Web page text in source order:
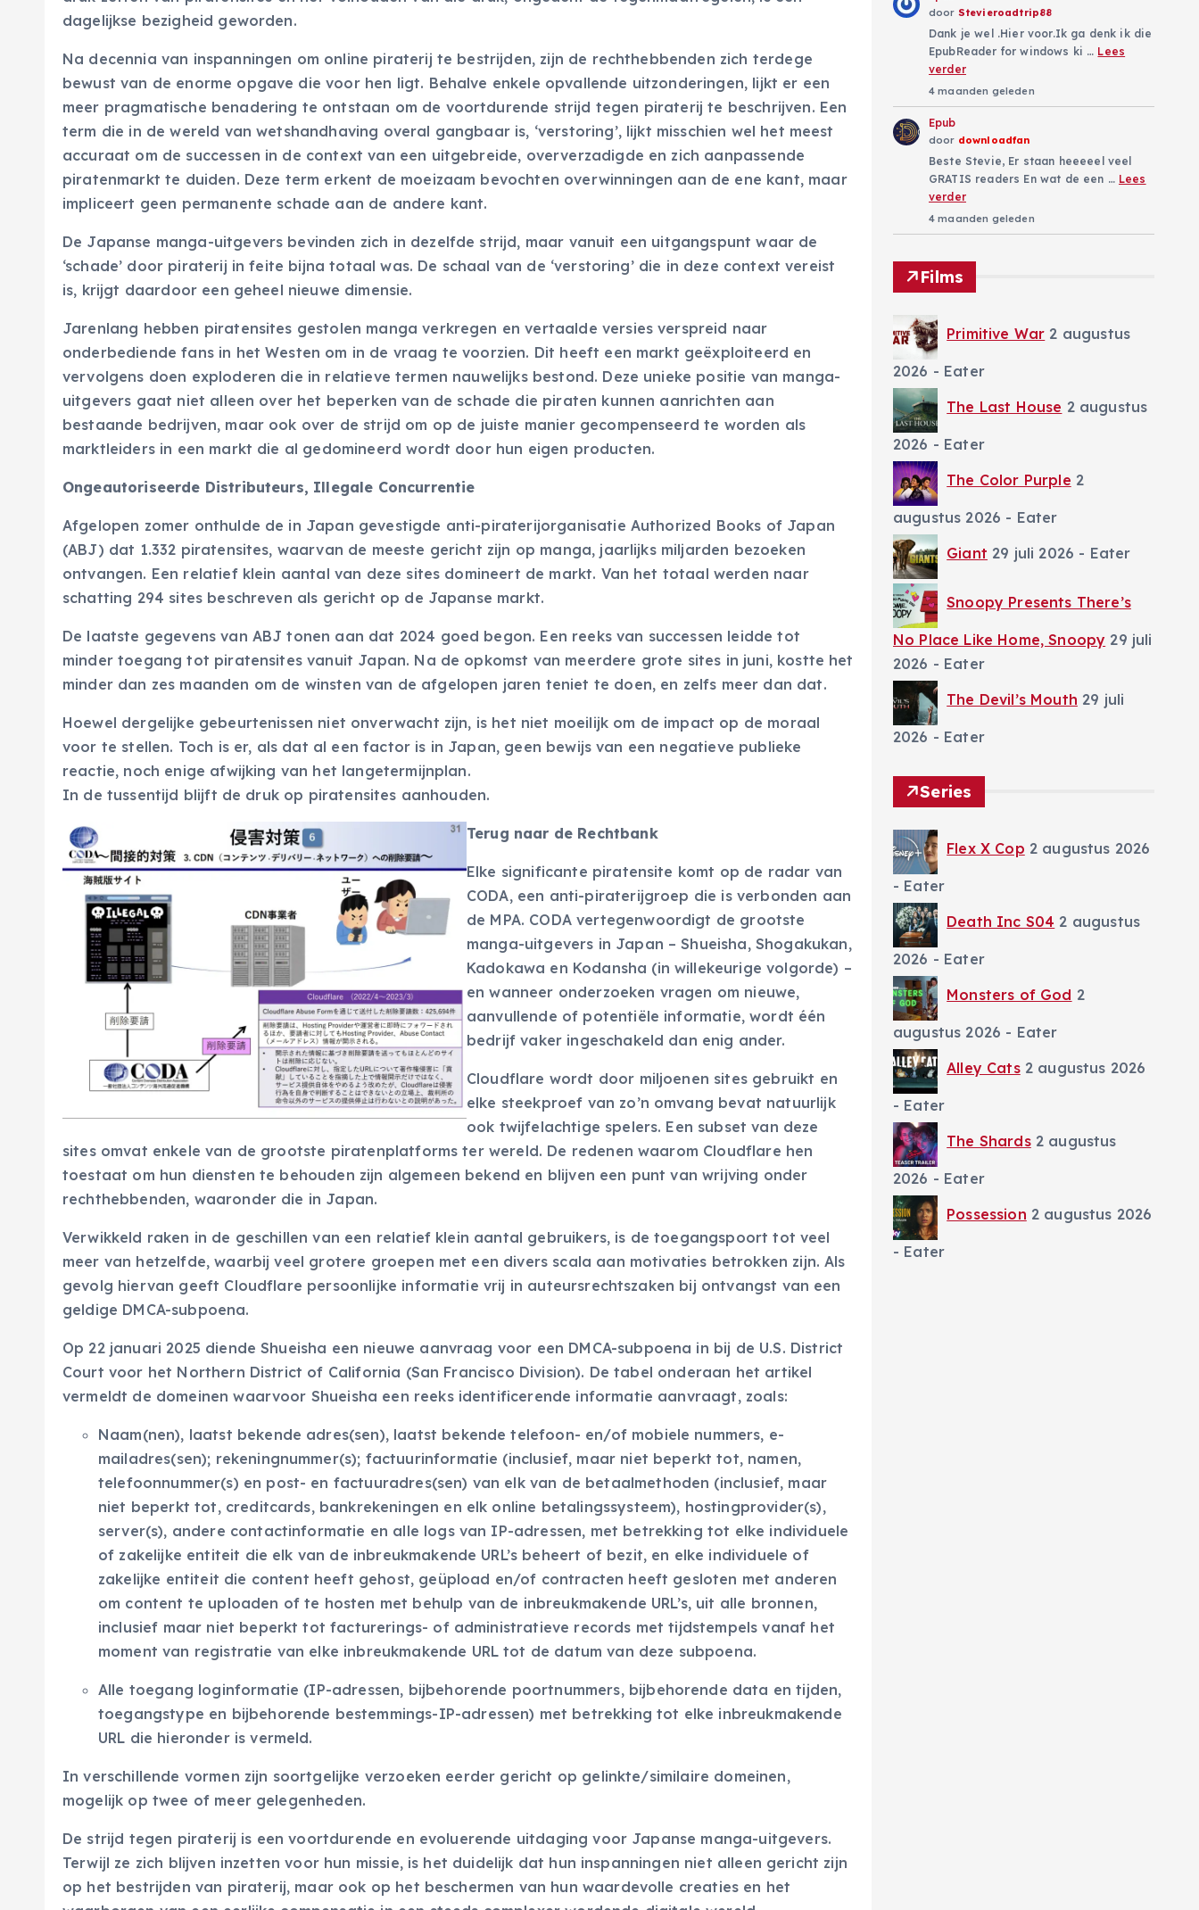
dagelijkse bezigheid geworden.
Na decennia van inspanningen om online piraterij te bestrijden, zijn de rechthebbenden zich terdege
bewust van de enorme opgave die voor hen ligt. Behalve enkele opvallende uitzonderingen, lijkt er een
meer pragmatische benadering te ontstaan om de voortdurende strijd tegen piraterij te beschrijven. Een
term die in de wereld van wetshandhaving overal gangbaar is, ‘verstoring’, lijkt misschien wel het meest
accuraat om de successen in de context van een uitgebreide, oververzadigde en zich aanpassende
piratenmarkt te duiden. Deze term erkent de moeizaam bevochten overwinningen aan de ene kant, maar
impliceert geen permanente schade aan de andere kant.
De Japanse manga-uitgevers bevinden zich in dezelfde strijd, maar vanuit een uitgangspunt waar de
‘schade’ door piraterij in feite bijna totaal was. De schaal van de ‘verstoring’ die in deze context vereist
is, krijgt daardoor een geheel nieuwe dimensie.
Jarenlang hebben piratensites gestolen manga verkregen en vertaalde versies verspreid naar
onderbediende fans in het Westen om in de vraag te voorzien. Dit heeft een markt geëxploiteerd en
vervolgens doen exploderen die in relatieve termen nauwelijks bestond. Deze unieke positie van manga-
uitgevers gaat niet alleen over het beperken van de schade die piraten kunnen aanrichten aan
bestaande bedrijven, maar ook over de strijd om op de juiste manier gecompenseerd te worden als
marktleiders in een markt die al gedomineerd wordt door hun eigen producten.
Ongeautoriseerde Distributeurs, Illegale Concurrentie
Afgelopen zomer onthulde de in Japan gevestigde anti-piraterijorganisatie Authorized Books of Japan
(ABJ) dat 1.332 piratensites, waarvan de meeste gericht zijn op manga, jaarlijks miljarden bezoeken
ontvangen. Een relatief klein aantal van deze sites domineert de markt. Van het totaal werden naar
schatting 294 sites beschreven als gericht op de Japanse markt.
De laatste gegevens van ABJ tonen aan dat 2024 goed begon. Een reeks van successen leidde tot
minder toegang tot piratensites vanuit Japan. Na de opkomst van meerdere grote sites in juni, kostte het
minder dan zes maanden om de winsten van de afgelopen jaren teniet te doen, en zelfs meer dan dat.
Hoewel dergelijke gebeurtenissen niet onverwacht zijn, is het niet moeilijk om de impact op de moraal
voor te stellen. Toch is er, als dat al een factor is in Japan, geen bewijs van een negatieve publieke
reactie, noch enige afwijking van het langetermijnplan.
In de tussentijd blijft de druk op piratensites aanhouden.
Terug naar de Rechtbank
Elke significante piratensite komt op de radar van
CODA, een anti-piraterijgroep die is verbonden aan
de MPA. CODA vertegenwoordigt de grootste
manga-uitgevers in Japan – Shueisha, Shogakukan,
Kadokawa en Kodansha (in willekeurige volgorde) –
en wanneer onderzoeken vragen om nieuwe,
aanvullende of potentiële informatie, wordt één
bedrijf vaker ingeschakeld dan enig ander.
Cloudflare wordt door miljoenen sites gebruikt en
elke steekproef van zo’n omvang bevat natuurlijk
ook twijfelachtige spelers. Een subset van deze
sites omvat enkele van de grootste piratenplatforms ter wereld. De redenen waarom Cloudflare hen
toestaat om hun diensten te behouden zijn algemeen bekend en blijven een punt van wrijving onder
rechthebbenden, waaronder die in Japan.
Verwikkeld raken in de geschillen van een relatief klein aantal gebruikers, is de toegangspoort tot veel
meer van hetzelfde, waarbij veel grotere groepen met een divers scala aan motivaties betrokken zijn. Als
gevolg hiervan geeft Cloudflare persoonlijke informatie vrij in auteursrechtszaken bij ontvangst van een
geldige DMCA-subpoena.
Op 22 januari 2025 diende Shueisha een nieuwe aanvraag voor een DMCA-subpoena in bij de U.S. District
Court voor het Northern District of California (San Francisco Division). De tabel onderaan het artikel
vermeldt de domeinen waarvoor Shueisha een reeks identificerende informatie aanvraagt, zoals:
Naam(nen), laatst bekende adres(sen), laatst bekende telefoon- en/of mobiele nummers, e-
mailadres(sen); rekeningnummer(s); factuurinformatie (inclusief, maar niet beperkt tot, namen,
telefoonnummer(s) en post- en factuuradres(sen) van elk van de betaalmethoden (inclusief, maar
niet beperkt tot, creditcards, bankrekeningen en elk online betalingssysteem), hostingprovider(s),
server(s), andere contactinformatie en alle logs van IP-adressen, met betrekking tot elke individuele
of zakelijke entiteit die elk van de inbreukmakende URL’s beheert of bezit, en elke individuele of
zakelijke entiteit die content heeft gehost, geüpload en/of contracten heeft gesloten met anderen
om content te uploaden of te hosten met behulp van de inbreukmakende URL’s, uit alle bronnen,
inclusief maar niet beperkt tot facturerings- of administratieve records met tijdstempels vanaf het
moment van registratie van elke inbreukmakende URL tot de datum van deze subpoena.
Alle toegang loginformatie (IP-adressen, bijbehorende poortnummers, bijbehorende data en tijden,
toegangstype en bijbehorende bestemmings-IP-adressen) met betrekking tot elke inbreukmakende
URL die hieronder is vermeld.
In verschillende vormen zijn soortgelijke verzoeken eerder gericht op gelinkte/similaire domeinen,
mogelijk op twee of meer gelegenheden.
De strijd tegen piraterij is een voortdurende en evoluerende uitdaging voor Japanse manga-uitgevers.
Terwijl ze zich blijven inzetten voor hun missie, is het duidelijk dat hun inspanningen niet alleen gericht zijn
op het bestrijden van piraterij, maar ook op het beschermen van hun waardevolle creaties en het
door Stevieroadtrip88
Dank je wel .Hier voor.Ik ga denk ik die
EpubReader for windows ki … Lees
verder
4 maanden geleden
Epub
door downloadfan
Beste Stevie, Er staan heeeeel veel
GRATIS readers En wat de een … Lees
verder
4 maanden geleden
Films
Primitive War 2 augustus
2026 - Eater
The Last House 2 augustus
2026 - Eater
The Color Purple 2
augustus 2026 - Eater
Giant 29 juli 2026 - Eater
Snoopy Presents There’s
No Place Like Home, Snoopy 29 juli
2026 - Eater
The Devil’s Mouth 29 juli
2026 - Eater
Series
Flex X Cop 2 augustus 2026
- Eater
Death Inc S04 2 augustus
2026 - Eater
Monsters of God 2
augustus 2026 - Eater
Alley Cats 2 augustus 2026
- Eater
The Shards 2 augustus
2026 - Eater
Possession 2 augustus 2026
- Eater